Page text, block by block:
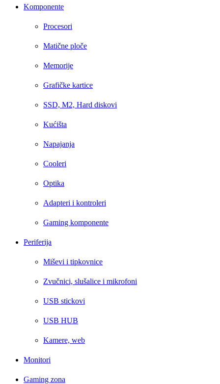
Komponente
Procesori
Matične ploče
Memorije
Grafičke kartice
SSD, M2, Hard diskovi
Kućišta
Napajanja
Cooleri
Optika
Adapteri i kontroleri
Gaming komponente
Periferija
Miševi i tipkovnice
Zvučnici, slušalice i mikrofoni
USB stickovi
USB HUB
Kamere, web
Monitori
Gaming zona